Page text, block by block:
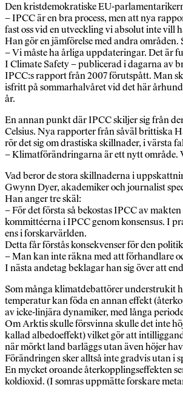
Den kristdemokratiske EU-
– IPCC är en bra process, men att nya
fast oss vid en utveckling vi absolut inte vill
Han gör en jämförelse med andra
– Vi måste ha årliga uppdateringar. Det är
I Climate Safety – publicerad i dagarna av
IPCC:s rapport från 2007 förutspått. Man
isfritt på sommarhalvåret vid det här
år.
En annan punkt där IPCC skiljer sig från
Celsius. Nya rapporter från såväl brittiska
rör det sig om drastiska skillnader, i värsta
– Klimatförändringarna är ett nytt område.
Vad beror de stora skillnaderna i
Gwynn Dyer, akademiker och journalist
Han anger tre skäl:
– För det första så bekostas IPCC av
kommittéerna i IPCC genom konsensus. I
ens i forskarvärlden.
Detta får förstås konsekvenser för den
– Man kan inte räkna med att förhandlare
I nästa andetag beklagar han sig över att
Som många klimatdebattörer understrukit
temperatur kan föda en annan effekt
av icke-linjära dynamiker, med långa
Om Arktis skulle försvinna skulle det inte
kallad albedoeffekt) vilket gör att
när mörkt land barläggs utan även höjer
Förändringen sker alltså inte gradvis utan i
En mycket oroande återkopplingseffekten
koldioxid. (I somras uppmätte forskare